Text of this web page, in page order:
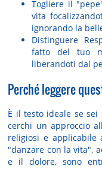
Togliere il
vita
ignorando la
Distinguere
fatto del tuo
liberandoti dal
Perché leggere
È il testo ideale se
cerchi un approccio
religiosi e applicabile
"danzare con la vita",
e il dolore, sono